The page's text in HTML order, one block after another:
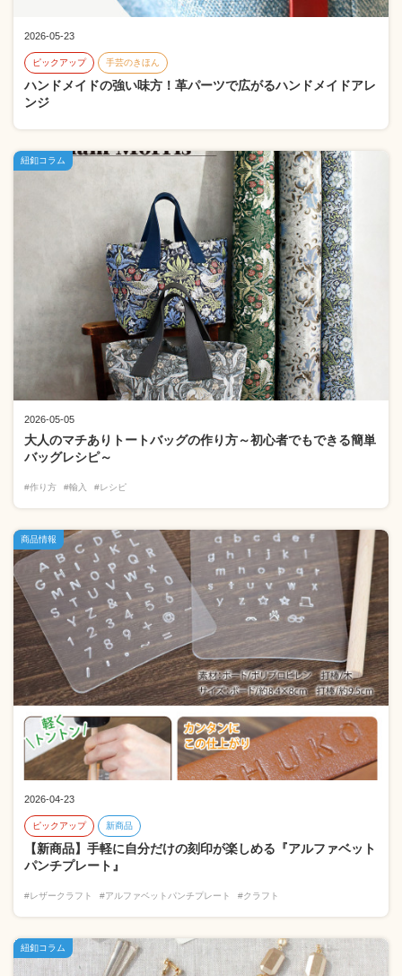
2026-05-23
ピックアップ 手芸のきほん
ハンドメイドの強い味方！革パーツで広がるハンドメイドアレ
ンジ
2026-05-05
大人のマチありトートバッグの作り方～初心者でもできる簡単
バッグレシピ～
#作り方 #輸入 #レシピ
紐釦コラム
2026-04-23
ピックアップ 新商品
【新商品】手軽に自分だけの刻印が楽しめる『アルファベット
パンチプレート』
#レザークラフト #アルファベットパンチプレート #クラフト
商品情報
紐釦コラム